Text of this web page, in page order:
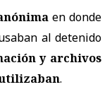
en donde
al detenido
y archivos
.